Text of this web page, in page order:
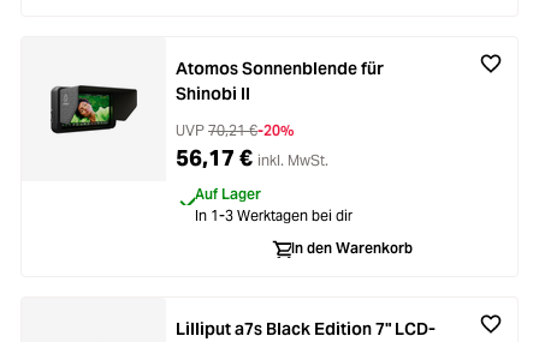
Atomos Sonnenblende für
Shinobi II
UVP 70,21 €-20%
56,17 € inkl. MwSt.
Auf Lager
In 1-3 Werktagen bei dir
In den Warenkorb
Lilliput a7s Black Edition 7" LCD-